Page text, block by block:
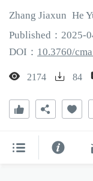
Zhang Jiaxun He
Published： 2025-
DOI： 10.3760/
2174 84